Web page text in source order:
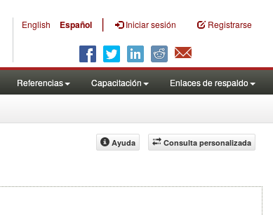
English Español | Iniciar sesión Registrarse
Referencias Capacitación Enlaces de respaldo
Consulta personalizada
Ayuda